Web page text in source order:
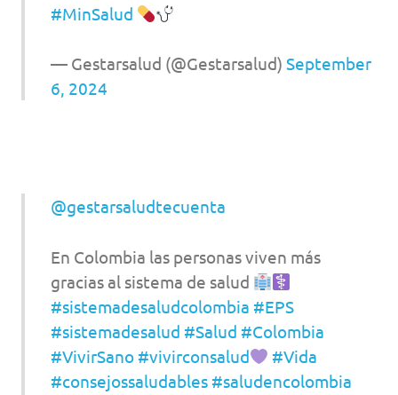
#MinSalud
— Gestarsalud (@Gestarsalud) September
6, 2024
@gestarsaludtecuenta
En Colombia las personas viven más
gracias al sistema de salud
#sistemadesaludcolombia #EPS
#sistemadesalud #Salud #Colombia
#VivirSano #vivirconsalud
#Vida
#consejossaludables #saludencolombia